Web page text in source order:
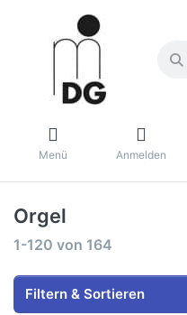
Menü Anmelden
Orgel
1-120 von 164
Filtern & Sortieren